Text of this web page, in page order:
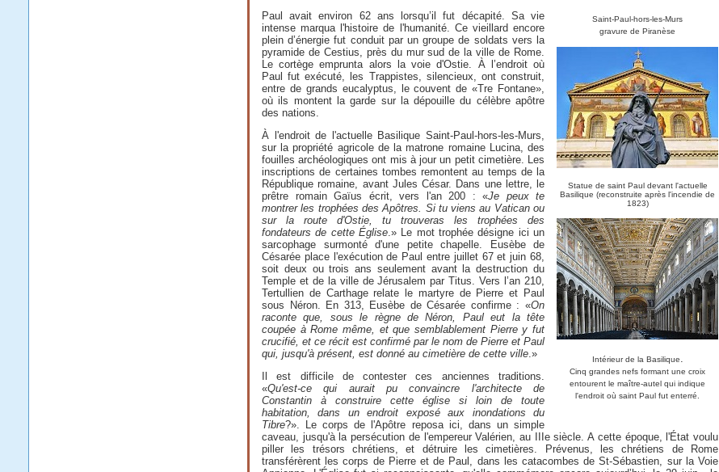
Saint-Paul-hors-les-Murs
gravure de Piranèse
Statue de saint Paul devant l'actuelle
Basilique (reconstruite après l'incendie de
1823)
Intérieur de la Basilique
Cinq grandes nefs formant une croix
entourent le maître-autel qui indique
l'endroit où saint Paul fut enterré.
Paul avait environ 62 ans lorsqu’il fut décapité. Sa vie
intense marqua l'histoire de l'humanité. Ce vieillard encore
plein d’énergie fut conduit par un groupe de soldats vers la
pyramide de Cestius, près du mur sud de la ville de Rome.
Le cortège emprunta alors la voie d'Ostie. À l’endroit où
Paul fut exécuté, les Trappistes, silencieux, ont construit,
entre de grands eucalyptus, le couvent de «Tre Fontane»,
où ils montent la garde sur la dépouille du célèbre apôtre
des nations.
À l'endroit de l'actuelle Basilique Saint-Paul-hors-les-Murs,
sur la propriété agricole de la matrone romaine Lucina, des
fouilles archéologiques ont mis à jour un petit cimetière. Les
inscriptions de certaines tombes remontent au temps de la
République romaine, avant Jules César. Dans une lettre, le
prêtre romain Gaïus écrit, vers l'an 200 : «Je peux te
montrer les trophées des Apôtres. Si tu viens au Vatican ou
sur la route d'Ostie, tu trouveras les trophées des
fondateurs de cette Église .» Le mot trophée désigne ici un
sarcophage surmonté d'une petite chapelle. Eusèbe de
Césarée place l'exécution de Paul entre juillet 67 et juin 68,
soit deux ou trois ans seulement avant la destruction du
Temple et de la ville de Jérusalem par Titus. Vers l’an 210,
Tertullien de Carthage relate le martyre de Pierre et Paul
sous Néron. En 313, Eusèbe de Césarée confirme : «On
raconte que, sous le règne de Néron, Paul eut la tête
coupée à Rome même, et que semblablement Pierre y fut
crucifié, et ce récit est confirmé par le nom de Pierre et Paul
qui, jusqu'à présent, est donné au cimetière de cette ville .»
Il est difficile de contester ces anciennes traditions.
«Qu'est-ce qui aurait pu convaincre l'architecte de
Constantin à construire cette église si loin de toute
habitation, dans un endroit exposé aux inondations du
Tibre?». Le corps de l'Apôtre reposa ici, dans un simple
caveau, jusqu'à la persécution de l'empereur Valérien, au IIIe siècle. A cette époque, l'État voulu
piller les trésors chrétiens, et détruire les cimetières. Prévenus, les chrétiens de Rome
transférèrent les corps de Pierre et de Paul, dans les catacombes de St-Sébastien, sur la Voie